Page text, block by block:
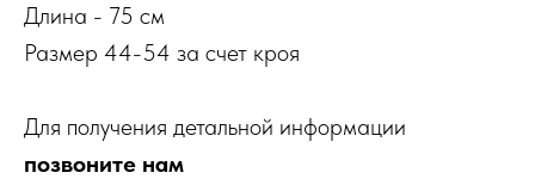
Длина - 75 см
Размер 44-54 за счет кроя
Для получения детальной информации
позвоните нам